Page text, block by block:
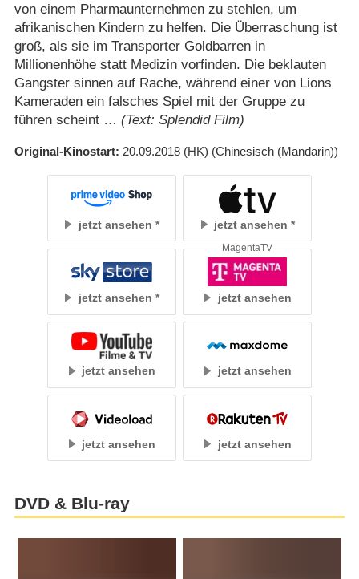
von einem Pharmaunternehmen zu stehlen, um
afrikanischen Kindern zu helfen. Die Überraschung ist
groß, als sie im Transporter Goldbarren in
Millionenhöhe statt Medizin vorfinden. Die beklauten
Gangster sinnen auf Rache, während einer von Lions
Kameraden ein falsches Spiel mit der Gruppe zu
führen scheint … (Text: Splendid Film)
Original-Kinostart 20.09.2018 (HK) (Chinesisch (Mandarin))
jetzt ansehen jetzt ansehen
jetzt ansehen jetzt ansehen
MagentaTV
jetzt ansehen jetzt ansehen
jetzt ansehen jetzt ansehen
DVD & Blu-ray